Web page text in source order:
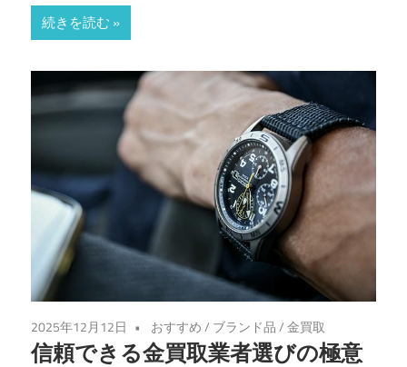
続きを読む
2025年12月12日 おすすめ/ ブランド品/金買取
信頼できる金買取業者選びの極意